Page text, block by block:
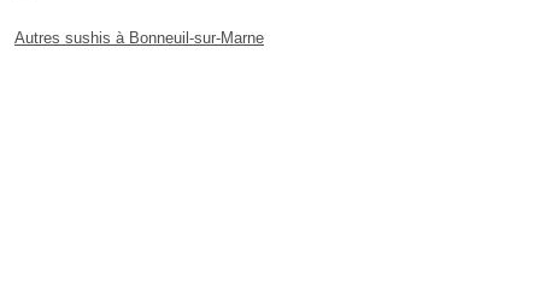
Autres sushis à Bonneuil-sur-Marne